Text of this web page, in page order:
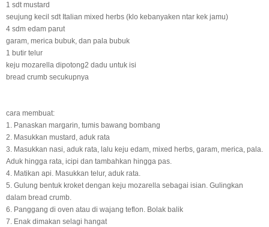
1 sdt mustard
seujung kecil sdt Italian mixed herbs (klo kebanyaken ntar kek jamu)
4 sdm edam parut
garam, merica bubuk, dan pala bubuk
1 butir telur
keju mozarella dipotong2 dadu untuk isi
bread crumb secukupnya
cara membuat:
1. Panaskan margarin, tumis bawang bombang
2. Masukkan mustard, aduk rata
3. Masukkan nasi, aduk rata, lalu keju edam, mixed herbs, garam, merica, pala.
Aduk hingga rata, icipi dan tambahkan hingga pas.
4. Matikan api. Masukkan telur, aduk rata.
5. Gulung bentuk kroket dengan keju mozarella sebagai isian. Gulingkan
dalam bread crumb.
6. Panggang di oven atau di wajang teflon. Bolak balik
7. Enak dimakan selagi hangat